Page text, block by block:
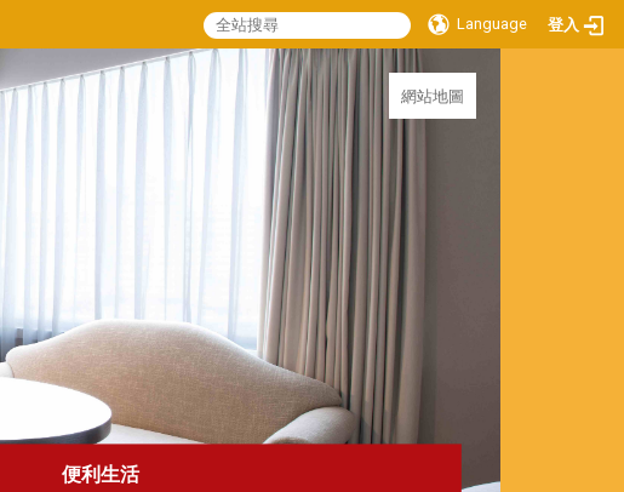
Language 登入
網站地圖
便利生活